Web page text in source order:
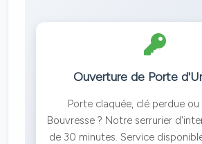
Ouverture de Porte
Porte claquée, clé perdue ou
Bouvresse ? Notre serrurier
de 30 minutes. Service